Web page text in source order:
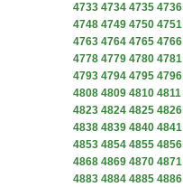
4733 4734 4735 4736
4748 4749 4750 4751
4763 4764 4765 4766
4778 4779 4780 4781
4793 4794 4795 4796
4808 4809 4810 4811
4823 4824 4825 4826
4838 4839 4840 4841
4853 4854 4855 4856
4868 4869 4870 4871
4883 4884 4885 4886